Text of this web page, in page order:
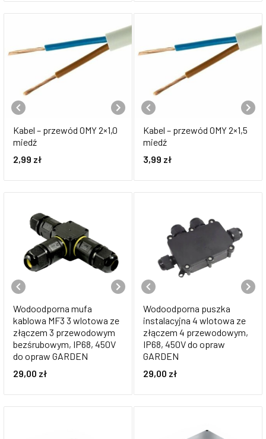
Kabel – przewód OMY 2×1,0
miedź
2,99 zł
Kabel – przewód OMY 2×1,5
miedź
3,99 zł
Wodoodporna mufa
kablowa MF3 3 wlotowa ze
złączem 3 przewodowym
bezśrubowym, IP68, 450V
do opraw GARDEN
29,00 zł
Wodoodporna puszka
instalacyjna 4 wlotowa ze
złączem 4 przewodowym,
IP68, 450V do opraw
GARDEN
29,00 zł